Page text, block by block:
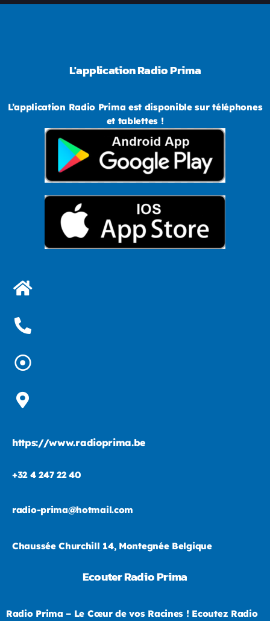
L'application Radio Prima
L’application Radio Prima est disponible sur téléphones
et tablettes !
https://www.radioprima.be
+32 4 247 22 40
radio-prima@hotmail.com
Chaussée Churchill 14, Montegnée Belgique
Ecouter Radio Prima
Radio Prima – Le Cœur de vos Racines ! Ecoutez Radio